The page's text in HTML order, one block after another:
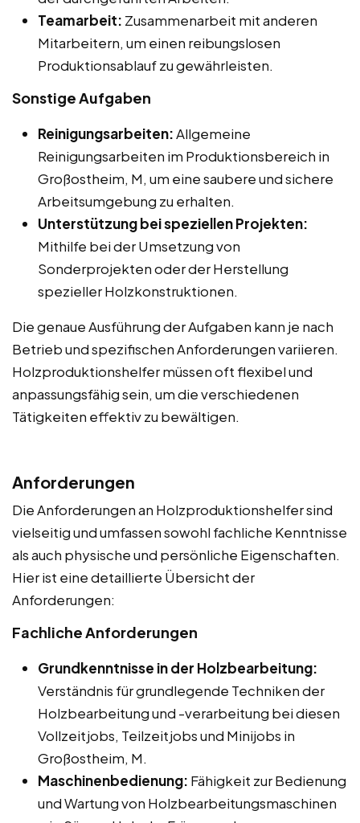
Teamarbeit: Zusammenarbeit mit anderen
Mitarbeitern, um einen reibungslosen
Produktionsablauf zu gewährleisten.
Sonstige Aufgaben
Reinigungsarbeiten:Allgemeine
Reinigungsarbeiten im Produktionsbereich in
Großostheim, M, um eine saubere und sichere
Arbeitsumgebung zu erhalten.
Unterstützung bei speziellen Projekten:
Mithilfe bei der Umsetzung von
Sonderprojekten oder der Herstellung
spezieller Holzkonstruktionen.
Die genaue Ausführung der Aufgaben kann je nach
Betrieb und spezifischen Anforderungen variieren.
Holzproduktionshelfer müssen oft flexibel und
anpassungsfähig sein, um die verschiedenen
Tätigkeiten effektiv zu bewältigen.
Anforderungen
Die Anforderungen an Holzproduktionshelfer sind
vielseitig und umfassen sowohl fachliche Kenntnisse
als auch physische und persönliche Eigenschaften.
Hier ist eine detaillierte Übersicht der
Anforderungen:
Fachliche Anforderungen
Grundkenntnisse in der Holzbearbeitung:
Verständnis für grundlegende Techniken der
Holzbearbeitung und -verarbeitung bei diesen
Vollzeitjobs, Teilzeitjobs und Minijobs in
Großostheim, M.
Maschinenbedienung: Fähigkeit zur Bedienung
und Wartung von Holzbearbeitungsmaschinen